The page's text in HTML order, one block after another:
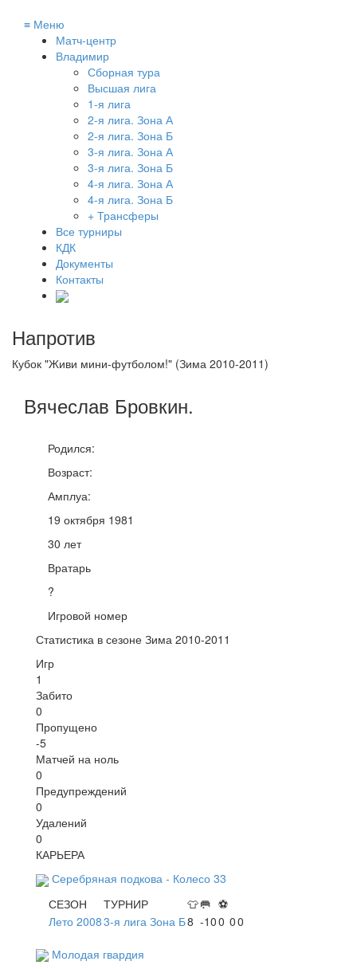
≡ Меню
Матч-центр
Владимир
Сборная тура
Высшая лига
1-я лига
2-я лига. Зона А
2-я лига. Зона Б
3-я лига. Зона А
3-я лига. Зона Б
4-я лига. Зона А
4-я лига. Зона Б
+ Трансферы
Все турниры
КДК
Документы
Контакты
Напротив
Кубок "Живи мини-футболом!" (Зима 2010-2011)
Вячеслав Бровкин.
Родился:
Возраст:
Амплуа:
19 октября 1981
30 лет
Вратарь
?
Игровой номер
Статистика в сезоне Зима 2010-2011
Игр
1
Забито
0
Пропущено
-5
Матчей на ноль
0
Предупреждений
0
Удалений
0
КАРЬЕРА
Серебряная подкова - Колесо 33
СЕЗОН
ТУРНИР 👕🥅 ⚽
Лето 20083-я лига Зона Б8 -100 00
Молодая гвардия